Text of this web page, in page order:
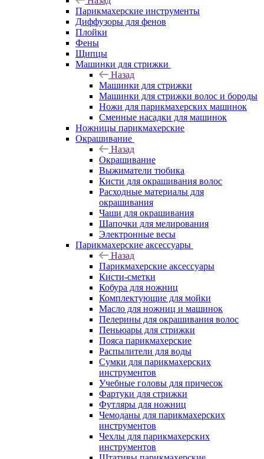
Парикмахерские инструменты
Диффузоры для фенов
Плойки
Фены
Щипцы
Машинки для стрижки
Назад
Машинки для стрижки
Машинки для стрижки волос и бороды
Ножи для парикмахерских машинок
Сменные насадки для машинок
Ножницы парикмахерские
Окрашивание
Назад
Окрашивание
Выжиматели тюбика
Кисти для окрашивания волос
Расходные материалы для
окрашивания
Чаши для окрашивания
Шапочки для мелирования
Электронные весы
Парикмахерские аксессуары
Назад
Парикмахерские аксессуары
Кисти-сметки
Кобура для ножниц
Комплектующие для мойки
Масло для ножниц и машинок
Пелерины для окрашивания волос
Пеньюары для стрижки
Пояса парикмахерские
Распылители для воды
Сумки для парикмахерских
инструментов
Учебные головы для причесок
Фартуки для стрижки
Футляры для ножниц
Чемоданы для парикмахерских
инструментов
Чехлы для парикмахерских
инструментов